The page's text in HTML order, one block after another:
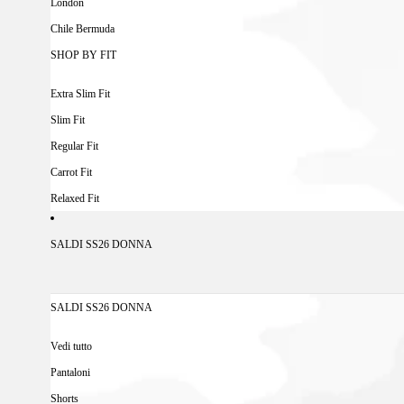
Chile Bermuda
SHOP BY FIT
Extra Slim Fit
Slim Fit
Regular Fit
Carrot Fit
Relaxed Fit
SALDI SS26 DONNA
SALDI SS26 DONNA
Vedi tutto
Pantaloni
Shorts